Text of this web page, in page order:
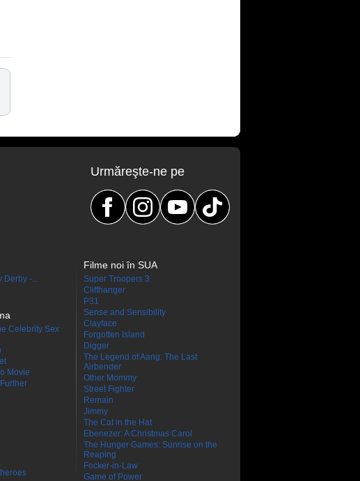
Urmăreşte-ne pe
Derby -...
Celebrity Sex
Movie
Filme noi în SUA
Super Troopers 3
Cliffhanger
P31
Sense and Sensibility
Clayface
Forgotten Island
Digger
The Legend of Aang: The Last
Airbender
Other Mommy
Street Fighter
Remain
Jimmy
The Cat in the Hat
Ebenezer: A Christmas Carol
The Hunger Games: Sunrise on the
Reaping
Focker-in-Law
Game of Power